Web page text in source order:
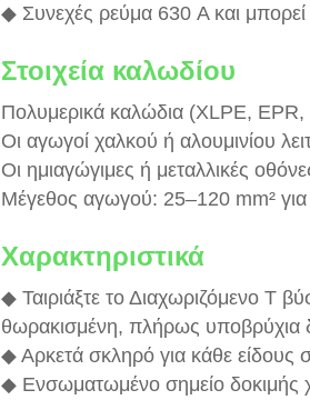
◆ Συνεχές ρεύμα 630 A και
Στοιχεία καλωδίου
Πολυμερικά καλώδια (XLPE, EPR,
Οι αγωγοί χαλκού ή αλουμινίου
Οι ημιαγώγιμες ή μεταλλικές
Μέγεθος αγωγού: 25–120 mm²
Χαρακτηριστικά
◆ Ταιριάξτε το Διαχωριζόμενο Τ
θωρακισμένη, πλήρως υποβρύχια
◆ Αρκετά σκληρό για κάθε είδους
◆ Ενσωματωμένο σημείο δοκιμής